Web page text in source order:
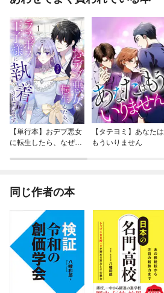
【単行本】おデブ悪女
に転生したら、なぜか
【タテヨミ】あなたは
もういりません
同じ作者の本